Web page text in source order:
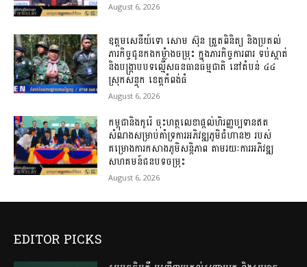
August 6, 2026
ឧត្តម​សេនីយ៍​ទោ​ សោម​ ស៊ុន​ ត្រួតពិនិត្យ​ និង​ប្រគល់​
ភារកិច្ច​ជូន​កងកម្លំាង​ចម្រុះ​ ក្នុង​ភារកិច្ច​ការពារ​ ទប់ស្កាត់ ​
និង​បង្ក្រាប​បទ​ល្មើស​ធនធាន​ធម្មជាតិ​ នៅ​តំបន់​ ៤៤​
ស្រុក​សន្ទុក​ ខេត្ត​កំពង់​ធំ​
August 6, 2026
កម្ពុជានិងកូរ៉េ ចុះហត្ថលេខា​​ផ្តល់ហិរញ្ញប្បទានឥត
សំណងសម្រាប់​​គាំទ្រ​​ការ​អភិវឌ្ឍភូមិ​ជំហាន​២ របស់
គម្រោង​​ការកសាង​ភូមិសន្តិភាព ​​តាមរយៈការ​អភិវឌ្ឍ​
សហគមន៍​ជនបទចម្រុះ​
August 6, 2026
EDITOR PICKS